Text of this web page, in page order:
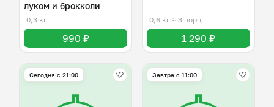
луком и брокколи
0,3 кг
990 ₽
0,6 кг ≈ 3 порц.
1 290 ₽
Сегодня с 21:00 Завтра c 11:00